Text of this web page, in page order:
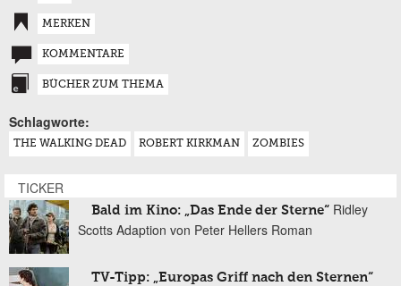
MERKEN
KOMMENTARE
BÜCHER ZUM THEMA
Schlagworte:
THE WALKING DEAD ROBERT KIRKMAN ZOMBIES
TICKER
Bald im Kino: „Das Ende der Sterne“ Ridley
Scotts Adaption von Peter Hellers Roman
TV-Tipp: „Europas Griff nach den Sternen“